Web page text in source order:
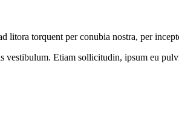
litora torquent per conubia nostra, per
vestibulum. Etiam sollicitudin, ipsum eu